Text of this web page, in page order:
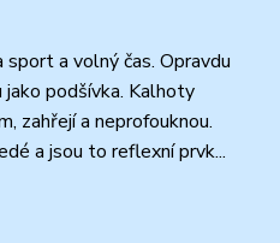
a volný čas. Opravdu
podšívka. Kalhoty
zahřejí a neprofouknou.
a jsou to reflexní prvk...